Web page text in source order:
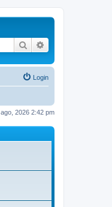
Cerca
Login
2026 2:42 pm